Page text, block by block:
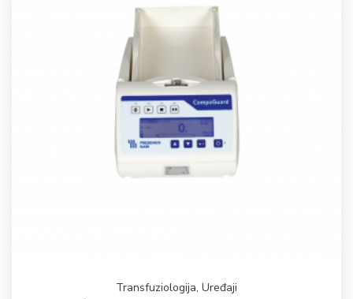
Transfuziologija, Uređaji